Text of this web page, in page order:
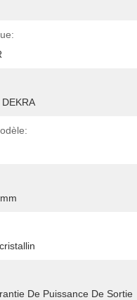
De Puissance De Sortie